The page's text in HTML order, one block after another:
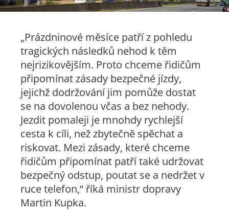
„Prázdninové měsíce patří z pohledu
tragických následků nehod k těm
nejrizikovějším. Proto chceme řidičům
připomínat zásady bezpečné jízdy,
jejichž dodržování jim pomůže dostat
se na dovolenou včas a bez nehody.
Jezdit pomaleji je mnohdy rychlejší
cesta k cíli, než zbytečně spěchat a
riskovat. Mezi zásady, které chceme
řidičům připomínat patří také udržovat
bezpečný odstup, poutat se a nedržet v
ruce telefon,“ říká ministr dopravy
Martin Kupka.